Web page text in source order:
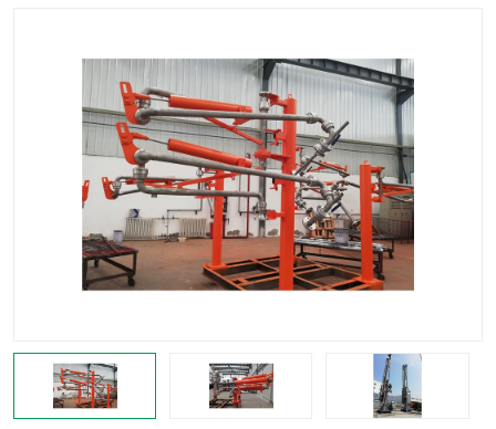
活动梯
平台栈桥 卸车鹤管
装车鹤管 输油臂
紧急脱离干式接头 火车鹤管
底部鹤管 低温鹤管
浮动出油装置 鹤管